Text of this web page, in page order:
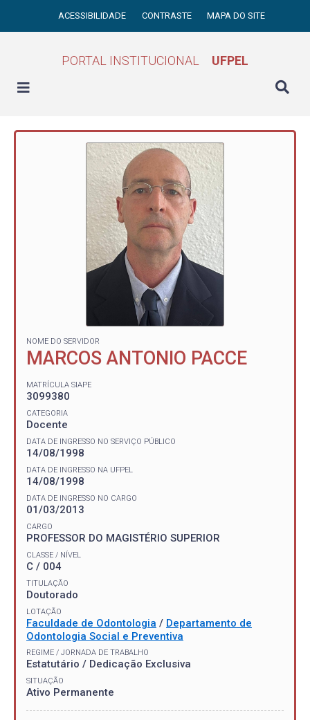
ACESSIBILIDADE CONTRASTE MAPA DO SITE
PORTAL INSTITUCIONAL UFPEL
NOME DO SERVIDOR
MARCOS ANTONIO PACCE
MATRÍCULA SIAPE
3099380
CATEGORIA
Docente
DATA DE INGRESSO NO SERVIÇO PÚBLICO
14/08/1998
DATA DE INGRESSO NA UFPEL
14/08/1998
DATA DE INGRESSO NO CARGO
01/03/2013
CARGO
PROFESSOR DO MAGISTÉRIO SUPERIOR
CLASSE / NÍVEL
C / 004
TITULAÇÃO
Doutorado
LOTAÇÃO
Faculdade de Odontologia / Departamento de
Odontologia Social e Preventiva
REGIME / JORNADA DE TRABALHO
Estatutário / Dedicação Exclusiva
SITUAÇÃO
Ativo Permanente